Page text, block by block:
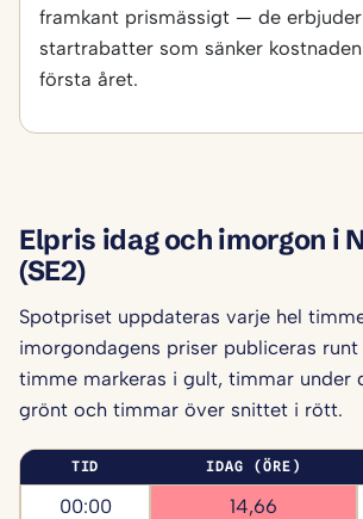
framkant prismässigt — de
startrabatter som sänker
första året.
Elpris idag och imorgon i
(SE2)
Spotpriset uppdateras varje hel
imorgondagens priser publiceras runt
timme markeras i gult, timmar under
grönt och timmar över snittet i rött.
TID IDAG (ÖRE)
00:00 14,66